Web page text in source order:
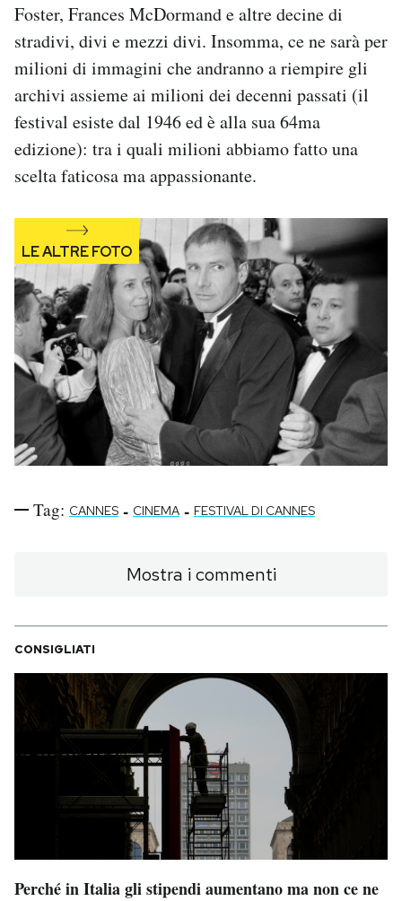
AREA PERSONALE
Area Personale
Newsletter
Hai bisogno di aiuto?
Esci
Foster, Frances McDormand e altre decine di
stradivi, divi e mezzi divi. Insomma, ce ne sarà per
milioni di immagini che andranno a riempire gli
archivi assieme ai milioni dei decenni passati (il
festival esiste dal 1946 ed è alla sua 64ma
edizione): tra i quali milioni abbiamo fatto una
scelta faticosa ma appassionante.
Tag: CANNES - CINEMA - FESTIVAL DI CANNES
Mostra i commenti
CONSIGLIATI
Perché in Italia gli stipendi aumentano ma non ce ne